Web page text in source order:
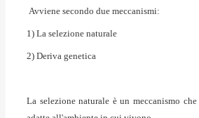
Avviene secondo due meccanismi:
1) La selezione naturale
2) Deriva genetica
La selezione naturale è un meccanismo